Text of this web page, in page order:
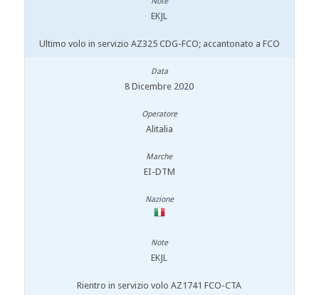
EKJL
Ultimo volo in servizio AZ325 CDG-FCO; accantonato a FCO
8 Dicembre 2020
Alitalia
EI-DTM
EKJL
Rientro in servizio volo AZ1741 FCO-CTA